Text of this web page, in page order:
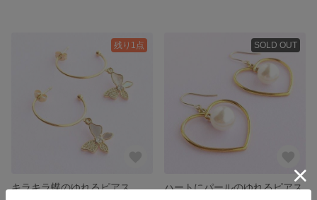
残り1点
キラキラ蝶のゆれるピアス
SOLD OUT
ハートにパールのゆれるピアス